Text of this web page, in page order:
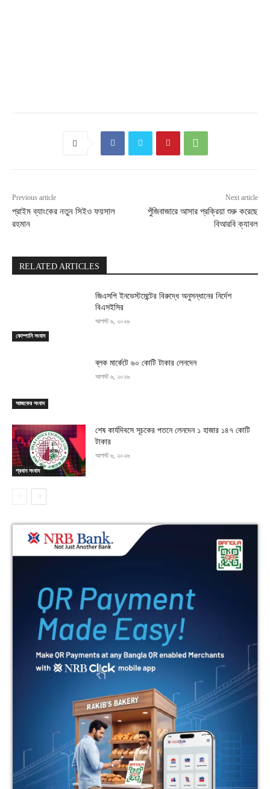
Previous article
প্রাইম ব্যাংকের নতুন সিইও ফয়সাল
রহমান
Next article
পুঁজিবাজারে আসার প্রক্রিয়া শুরু করেছে
বিআরবি ক্যাবল
RELATED ARTICLES
কোম্পানি সংবাদ
জিএসপি ইনভেস্টমেন্টের বিরুদ্ধে অনুসন্ধানের নির্দেশ
বিএসইসির
আগস্ট ৬, ২০২৬
আজকের সংবাদ
ব্লক মার্কেটে ৬০ কোটি টাকার লেনদেন
আগস্ট ৬, ২০২৬
প্রধান সংবাদ
শেষ কার্যদিবসে সূচকের পতনে লেনদেন ১ হাজার ১৪৭ কোটি
টাকার
আগস্ট ৬, ২০২৬